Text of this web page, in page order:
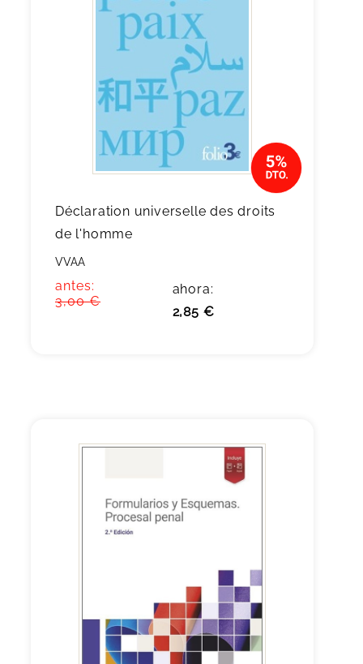
Déclaration universelle des droits
de l'homme
VVAA
antes:
3,00 €
ahora:
2,85 €